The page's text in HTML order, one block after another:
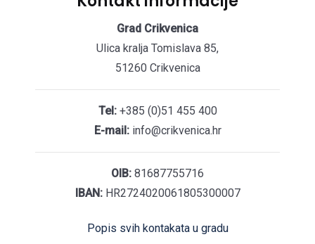
Grad Crikvenica
Ulica kralja Tomislava 85,
51260 Crikvenica
Tel:+385 (0)51 455 400
E-mail:info@crikvenica.hr
OIB: 81687755716
IBAN:HR2724020061805300007
Popis svih kontakata u gradu